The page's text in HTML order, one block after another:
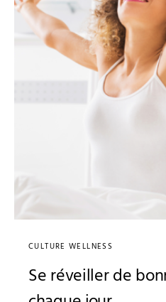
CULTURE WELLNESS
Se réveiller de